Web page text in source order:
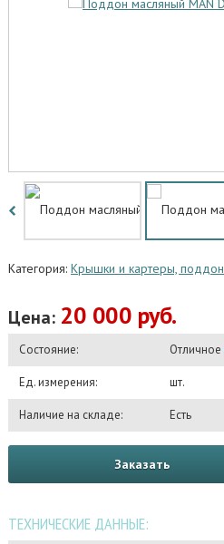
Категория: Крышки и картеры,
Цена: 20 000 руб.
Состояние: Отличное
Ед. измерения: шт.
Наличие на складе: Есть
Заказать
ТЕХНИЧЕСКИЕ ДАННЫЕ: